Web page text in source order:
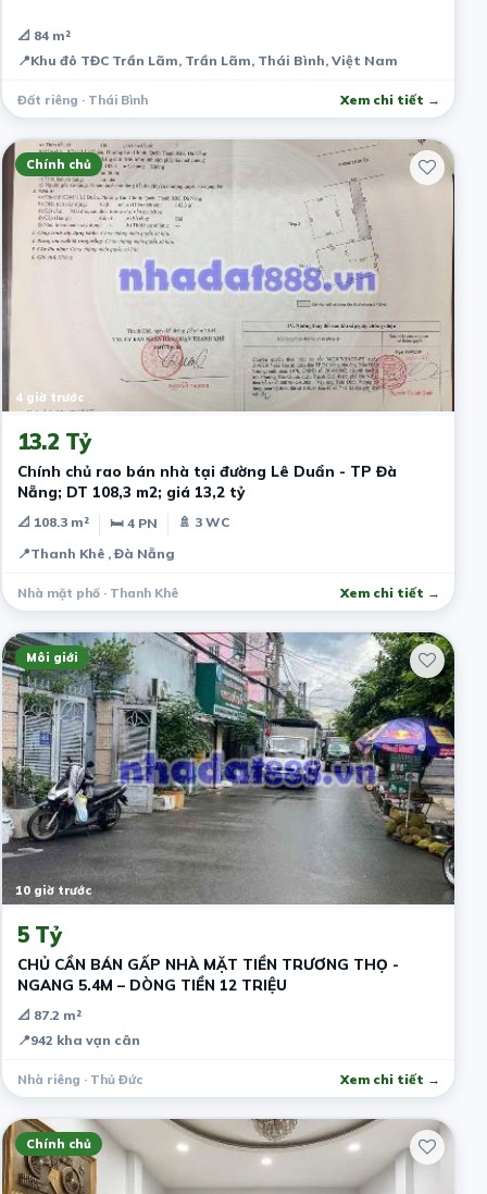
📐 84 m²
📍Khu đô TĐC Trần Lãm, Trần Lãm, Thái Bình, Việt Nam
Đất riêng · Thái Bình Xem chi tiết →
Chính chủ
4 giờ trước
13.2 Tỷ
Chính chủ rao bán nhà tại đường Lê Duẩn - TP Đà
Nẵng; DT 108,3 m2; giá 13,2 tỷ
📐 108.3 m² 🛏 4 PN
🚿 3 WC
📍Thanh Khê , Đà Nẵng
Nhà mặt phố · Thanh Khê Xem chi tiết →
Môi giới
10 giờ trước
5 Tỷ
CHỦ CẦN BÁN GẤP NHÀ MẶT TIỀN TRƯƠNG THỌ -
NGANG 5.4M – DÒNG TIỀN 12 TRIỆU
📐 87.2 m²
📍942 kha vạn cân
Nhà riêng · Thủ Đức Xem chi tiết →
Chính chủ